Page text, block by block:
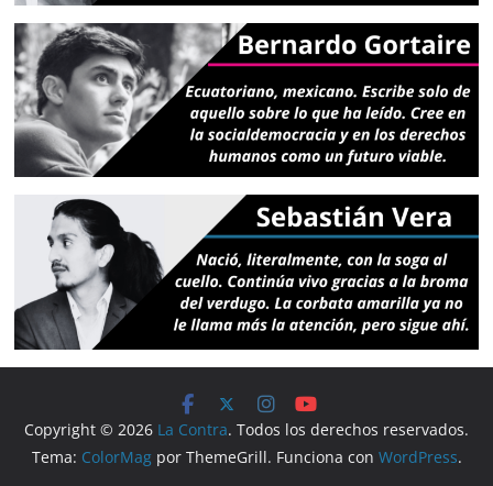
Copyright © 2026 La Contra. Todos los derechos reservados.
Tema: ColorMagpor ThemeGrill. Funciona con WordPress.